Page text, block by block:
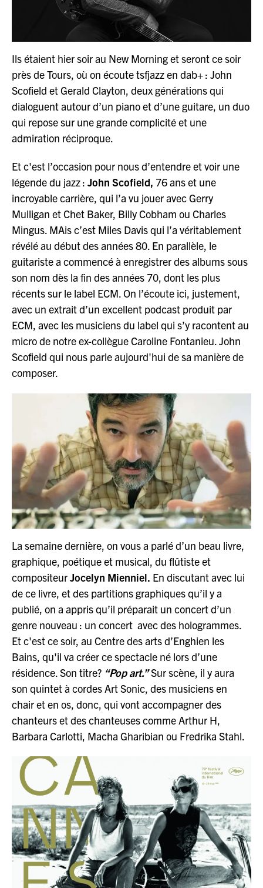
Ils étaient hier soir au New Morning et seront ce soir
près de Tours, où on écoute tsfjazz en dab+ : John
Scofield et Gerald Clayton, deux générations qui
dialoguent autour d’un piano et d’une guitare, un duo
qui repose sur une grande complicité et une
admiration réciproque.
Et c'est l’occasion pour nous d’entendre et voir une
légende du jazz : John Scofield, 76 ans et une
incroyable carrière, qui l’a vu jouer avec Gerry
Mulligan et Chet Baker, Billy Cobham ou Charles
Mingus. MAis c’est Miles Davis qui l’a véritablement
révélé au début des années 80. En parallèle, le
guitariste a commencé à enregistrer des albums sous
son nom dès la fin des années 70, dont les plus
récents sur le label ECM. On l’écoute ici, justement,
avec un extrait d’un excellent podcast produit par
ECM, avec les musiciens du label qui s’y racontent au
micro de notre ex-collègue Caroline Fontanieu. John
Scofield qui nous parle aujourd'hui de sa manière de
composer.
La semaine dernière, on vous a parlé d’un beau livre,
graphique, poétique et musical, du flûtiste et
compositeurJocelyn Mienniel. En discutant avec lui
de ce livre, et des partitions graphiques qu’il y a
publié, on a appris qu’il préparait un concert d’un
genre nouveau : un concert avec des hologrammes.
Et c'est ce soir, au Centre des arts d’Enghien les
Bains, qu'il va créer ce spectacle né lors d’une
résidence. Son titre? “Pop art.”Sur scène, il y aura
son quintet à cordes Art Sonic, des musiciens en
chair et en os, donc, qui vont accompagner des
chanteurs et des chanteuses comme Arthur H,
Barbara Carlotti, Macha Gharibian ou Fredrika Stahl.